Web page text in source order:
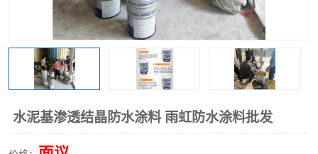
水泥基渗透结晶防水涂料 雨虹防水涂料批发